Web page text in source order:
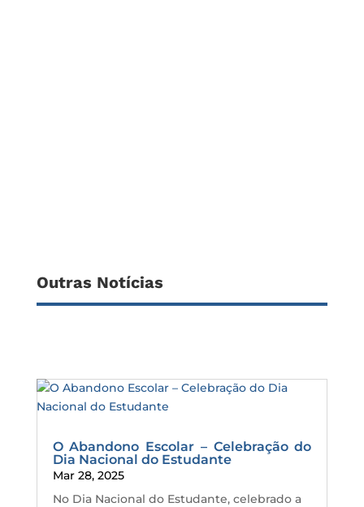
Outras Notícias
O Abandono Escolar – Celebração do
Dia Nacional do Estudante
Mar 28, 2025
No Dia Nacional do Estudante, celebrado a